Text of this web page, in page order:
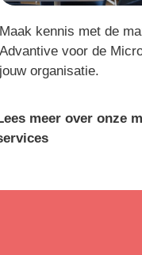
Maak kennis met de
Advantive voor de
jouw organisatie.
meer over onze